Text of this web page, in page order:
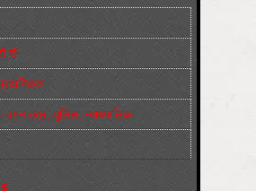
से
तंत्र, पुलिस, न्‍यायपालिका